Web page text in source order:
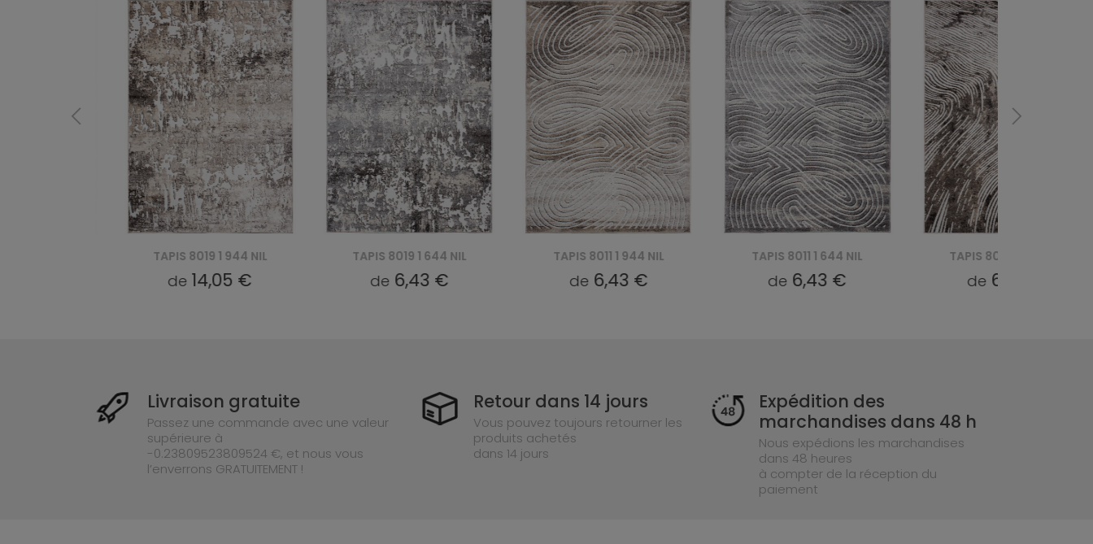
TAPIS 8019 1 944 NIL
14,05 €
TAPIS 8019 1 644 NIL
6,43 €
TAPIS 8011 1 944 NIL
6,43 €
TAPIS 8011 1 644 NIL
6,43 €
TAPIS 8010 1 944 NIL
6,43 €
Livraison gratuite
Passez une commande avec une valeur
supérieure à
-0.23809523809524 €, et nous vous
l’enverrons GRATUITEMENT !
Retour dans 14 jours
Vous pouvez toujours retourner les
produits achetés
dans 14 jours
Expédition des
marchandises dans 48 h
Nous expédions les marchandises
dans 48 heures
à compter de la réception du
paiement